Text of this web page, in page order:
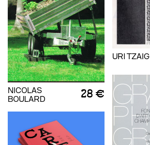
URI TZAIG
NICOLAS
BOULARD
28 €